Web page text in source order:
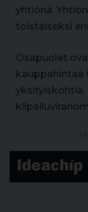
yhtiönä.
toistaiseksi
Osapuolet
kauppahintaa